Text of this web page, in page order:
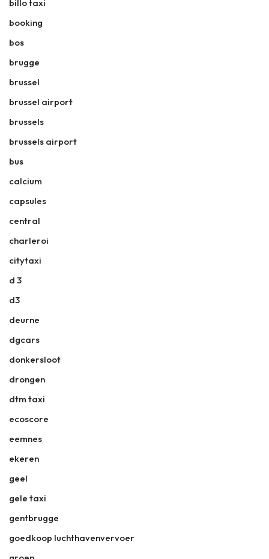
billo taxi
booking
bos
brugge
brussel
brussel airport
brussels
brussels airport
bus
calcium
capsules
central
charleroi
citytaxi
d 3
d3
deurne
dgcars
donkersloot
drongen
dtm taxi
ecoscore
eemnes
ekeren
geel
gele taxi
gentbrugge
goedkoop luchthavenvervoer